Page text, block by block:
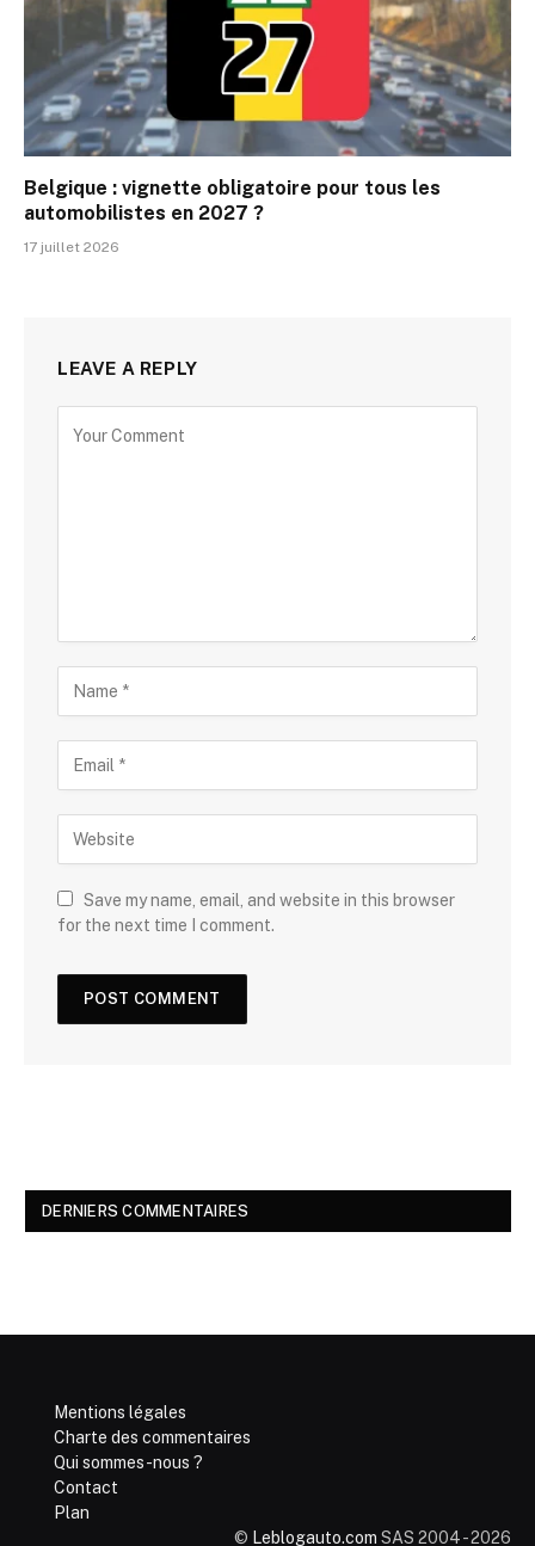
Belgique : vignette obligatoire pour tous les
automobilistes en 2027 ?
17 juillet 2026
LEAVE A REPLY
Save my name, email, and website in this browser
for the next time I comment.
DERNIERS COMMENTAIRES
Mentions légales
Charte des commentaires
Qui sommes-nous ?
Contact
Plan
© Leblogauto.com SAS 2004 - 2026